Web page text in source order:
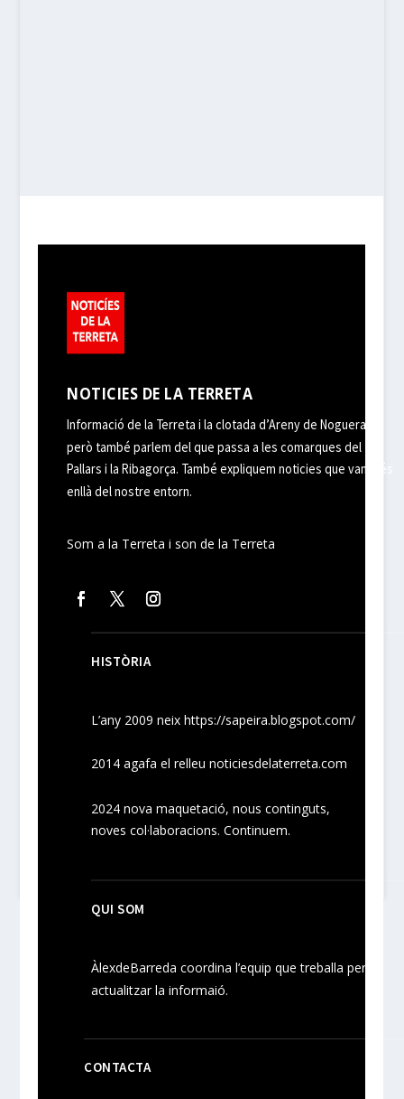
NOTICIES DE LA TERRETA
Informació de la Terreta i la clotada d’Areny de Noguera,
però també parlem del que passa a les comarques del
Pallars i la Ribagorça. També expliquem noticies que van més
enllà del nostre entorn.
Som a la Terreta i son de la Terreta
HISTÒRIA
L’any 2009 neixhttps://sapeira.blogspot.com/
2014 agafa el relleu noticiesdelaterreta.com
2024nova maquetació, nouscontinguts,
novescol·laboracions. Continuem.
QUI SOM
ÀlexdeBarreda coordina l’equip que treballa per
actualitzar la informaió.
CONTACTA